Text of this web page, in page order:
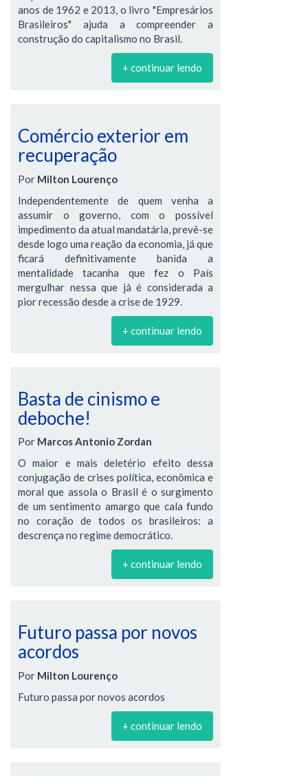
anos de 1962 e 2013, o livro "Empresários
Brasileiros" ajuda a compreender a
construção do capitalismo no Brasil.
+ continuar lendo
Comércio exterior em
recuperação
Por Milton Lourenço
Independentemente de quem venha a
assumir o governo, com o possível
impedimento da atual mandatária, prevê-se
desde logo uma reação da economia, já que
ficará definitivamente banida a
mentalidade tacanha que fez o País
mergulhar nessa que já é considerada a
pior recessão desde a crise de 1929.
+ continuar lendo
Basta de cinismo e
deboche!
Por Marcos Antonio Zordan
O maior e mais deletério efeito dessa
conjugação de crises política, econômica e
moral que assola o Brasil é o surgimento
de um sentimento amargo que cala fundo
no coração de todos os brasileiros: a
descrença no regime democrático.
+ continuar lendo
Futuro passa por novos
acordos
Por Milton Lourenço
Futuro passa por novos acordos
+ continuar lendo